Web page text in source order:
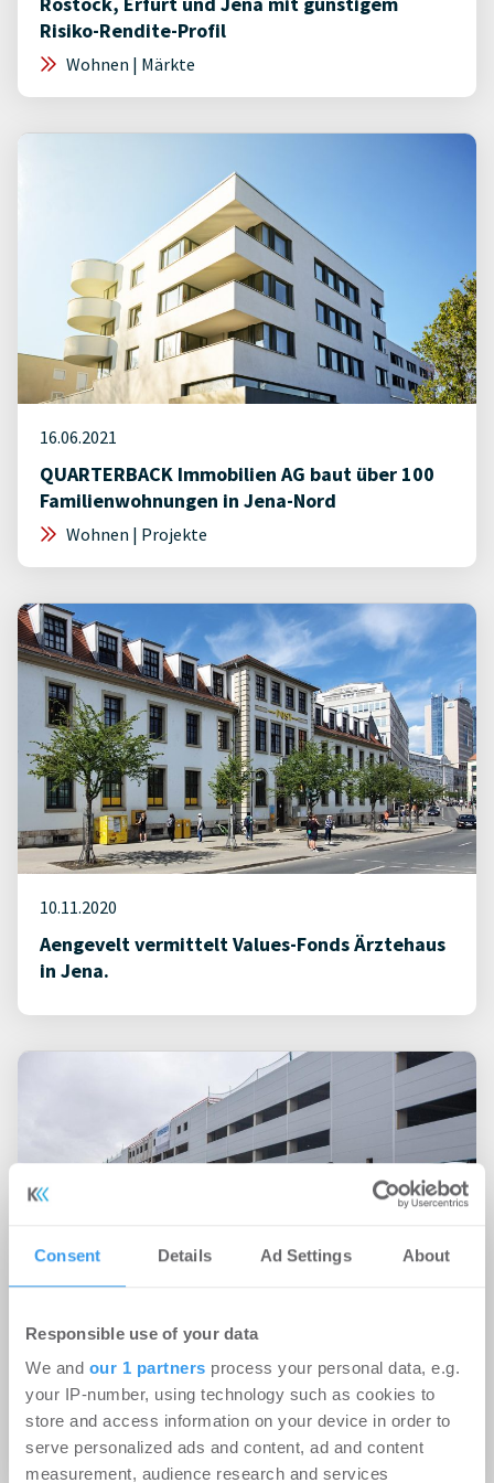
Consent Details Ad Settings About
Responsible use of your data
We and our 1 partners process your personal data, e.g.
your IP-number, using technology such as cookies to
store and access information on your device in order to
serve personalized ads and content, ad and content
measurement, audience research and services
Risiko-Rendite-Profil
Wohnen | Märkte
16.06.2021
QUARTERBACK Immobilien AG baut über 100
Familienwohnungen in Jena-Nord
Wohnen | Projekte
10.11.2020
Aengevelt vermittelt Values-Fonds Ärztehaus
in Jena.
Hoch hinaus: Böttcher investiert in moderne
Logistikhalle am Jenaer Standort
Logistik | Projekte